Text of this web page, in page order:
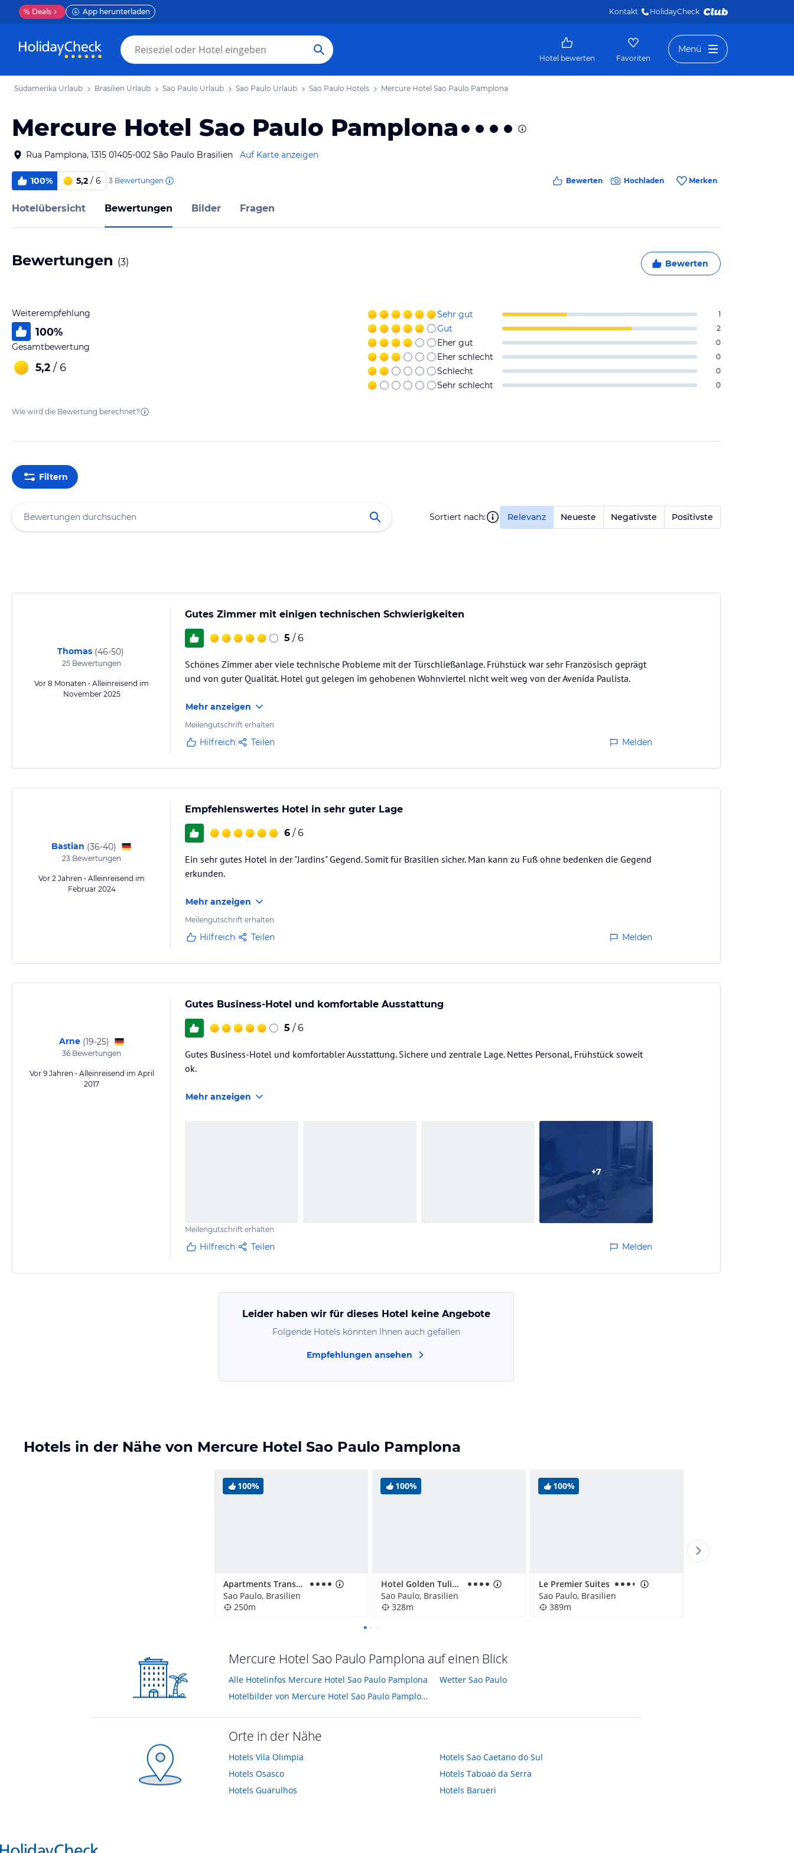
% Deals App herunterladen Kontakt HolidayCheck
Hotel bewerten Favoriten
Menü
Südamerika Urlaub Brasilien Urlaub Sao Paulo Urlaub Sao Paulo Urlaub Sao Paulo Hotels Mercure Hotel Sao Paulo Pamplona
Mercure Hotel Sao Paulo Pamplona
Rua Pamplona, 1315 01405-002 São Paulo Brasilien Auf Karte anzeigen
100% 5,2 / 6 3 Bewertungen Bewerten Hochladen Merken
Hotelübersicht Bewertungen Bilder Fragen
Bewertungen (3) Bewerten
Weiterempfehlung
100%
Gesamtbewertung
5,2 / 6
Sehr gut 1
Gut 2
Eher gut 0
Eher schlecht 0
Schlecht 0
Sehr schlecht 0
Wie wird die Bewertung berechnet?
Filtern
Sortiert nach: Relevanz Neueste Negativste Positivste
Thomas (46-50)
25 Bewertungen
Vor 8 Monaten • Alleinreisend im
November 2025
Gutes Zimmer mit einigen technischen Schwierigkeiten
5 / 6
Schönes Zimmer aber viele technische Probleme mit der Türschließanlage. Frühstück war sehr Französisch geprägt
und von guter Qualität. Hotel gut gelegen im gehobenen Wohnviertel nicht weit weg von der Avenida Paulista.
Mehr anzeigen
Meilengutschrift erhalten
Hilfreich Teilen Melden
Bastian (36-40)
23 Bewertungen
Vor 2 Jahren • Alleinreisend im
Februar 2024
Empfehlenswertes Hotel in sehr guter Lage
6 / 6
Ein sehr gutes Hotel in der "Jardins" Gegend. Somit für Brasilien sicher. Man kann zu Fuß ohne bedenken die Gegend
erkunden.
Mehr anzeigen
Meilengutschrift erhalten
Hilfreich Teilen Melden
Arne (19-25)
36 Bewertungen
Vor 9 Jahren • Alleinreisend im April
2017
Gutes Business-Hotel und komfortable Ausstattung
5 / 6
Gutes Business-Hotel und komfortabler Ausstattung. Sichere und zentrale Lage. Nettes Personal, Frühstück soweit
ok.
Mehr anzeigen
+7
Meilengutschrift erhalten
Hilfreich Teilen Melden
Leider haben wir für dieses Hotel keine Angebote
Folgende Hotels könnten Ihnen auch gefallen
Empfehlungen ansehen
Hotels in der Nähe von Mercure Hotel Sao Paulo Pamplona
100%
Apartments Transamerica Executive 21st Century
Sao Paulo, Brasilien
250m
100%
Hotel Golden Tulip Park Plaza
Sao Paulo, Brasilien
328m
100%
Le Premier Suites
Sao Paulo, Brasilien
389m
Mercure Hotel Sao Paulo Pamplona auf einen Blick
Alle Hotelinfos Mercure Hotel Sao Paulo Pamplona
Hotelbilder von Mercure Hotel Sao Paulo Pamplona
Wetter Sao Paulo
Orte in der Nähe
Hotels Vila Olimpia
Hotels Osasco
Hotels Guarulhos
Hotels Sao Caetano do Sul
Hotels Taboao da Serra
Hotels Barueri